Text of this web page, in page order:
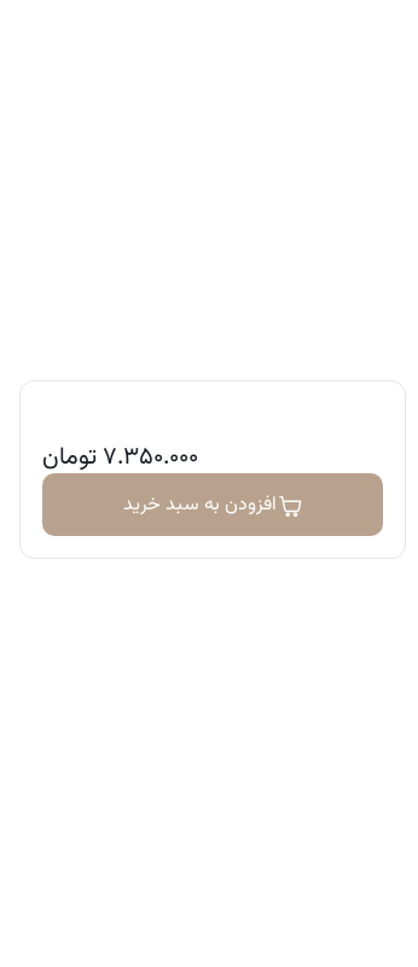
۷.۳۵۰.۰۰۰تومان
افزودن به سبد خرید